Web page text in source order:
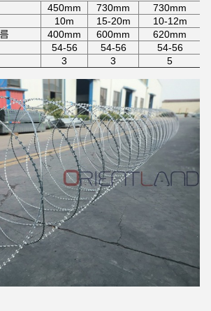
450mm 730mm
730mm
10m 15-20m
10-12m
400mm 600mm
620mm
54-56 54-56
54-56
3 3 5